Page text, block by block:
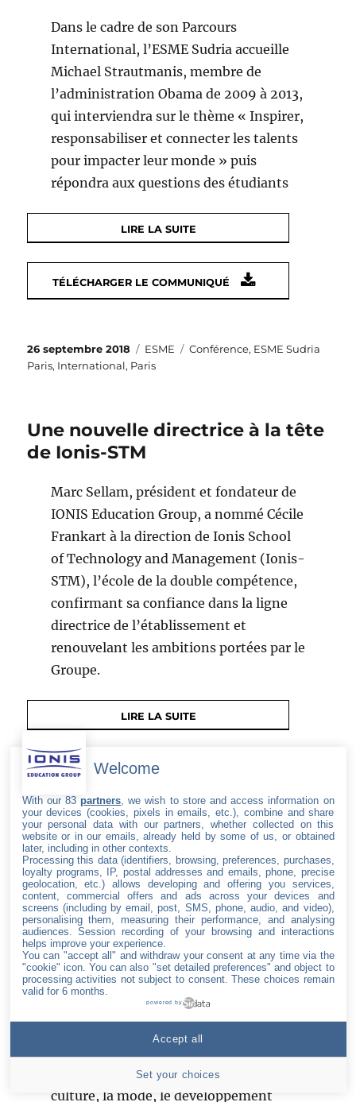
Dans le cadre de son Parcours
International, l’ESME Sudria accueille
Michael Strautmanis, membre de
l’administration Obama de 2009 à 2013,
qui interviendra sur le thème « Inspirer,
responsabiliser et connecter les talents
pour impacter leur monde » puis
répondra aux questions des étudiants
LIRE LA SUITE
TÉLÉCHARGER LE COMMUNIQUÉ
Publié
le
26 septembre 2018 Catégories
ESME Étiquettes
Conférence, ESME Sudria
Paris, International, Paris
Une nouvelle directrice à la tête
de Ionis-STM
Marc Sellam, président et fondateur de
IONIS Education Group, a nommé Cécile
Frankart à la direction de Ionis School
of Technology and Management (Ionis-
STM), l’école de la double compétence,
confirmant sa confiance dans la ligne
directrice de l’établissement et
renouvelant les ambitions portées par le
Groupe.
LIRE LA SUITE
TÉLÉCHARGER LE COMMUNIQUÉ
Publié
le
6 septembre 2018 Catégories
Ionis-STM Étiquettes
Nomination,Paris
Création artistique et
innovation digitale : rencontrez
les jeunes talents et découvrez
leurs projets innovants
e-artsup, l’école de la passion créative,
nombreux domaines seront abordés : la
culture, la mode, le développement
Welcome
With our 83 partners , we wish to store and access information on
your devices (cookies, pixels in emails, etc.), combine and share
your personal data with our partners, whether collected on this
website or in our emails, already held by some of us, or obtained
later, including in other contexts.
Processing this data (identifiers, browsing, preferences, purchases,
loyalty programs, IP, postal addresses and emails, phone, precise
geolocation, etc.) allows developing and offering you services,
content, commercial offers and ads across your devices and
screens (including by email, post, SMS, phone, audio, and video),
personalising them, measuring their performance, and analysing
audiences. Session recording of your browsing and interactions
helps improve your experience.
You can "accept all" and withdraw your consent at any time via the
"cookie" icon. You can also "set detailed preferences" and object to
processing activities not subject to consent. These choices remain
valid for 6 months.
powered by
Set your choices
Accept all